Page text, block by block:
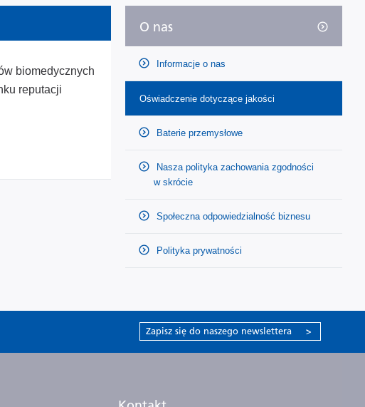
biomedycznych
reputacji
O nas
Informacje o nas
Oświadczenie dotyczące jakości
Baterie przemysłowe
Nasza polityka zachowania zgodności
w skrócie
Społeczna odpowiedzialność biznesu
Polityka prywatności
Zapisz się do naszego newslettera >